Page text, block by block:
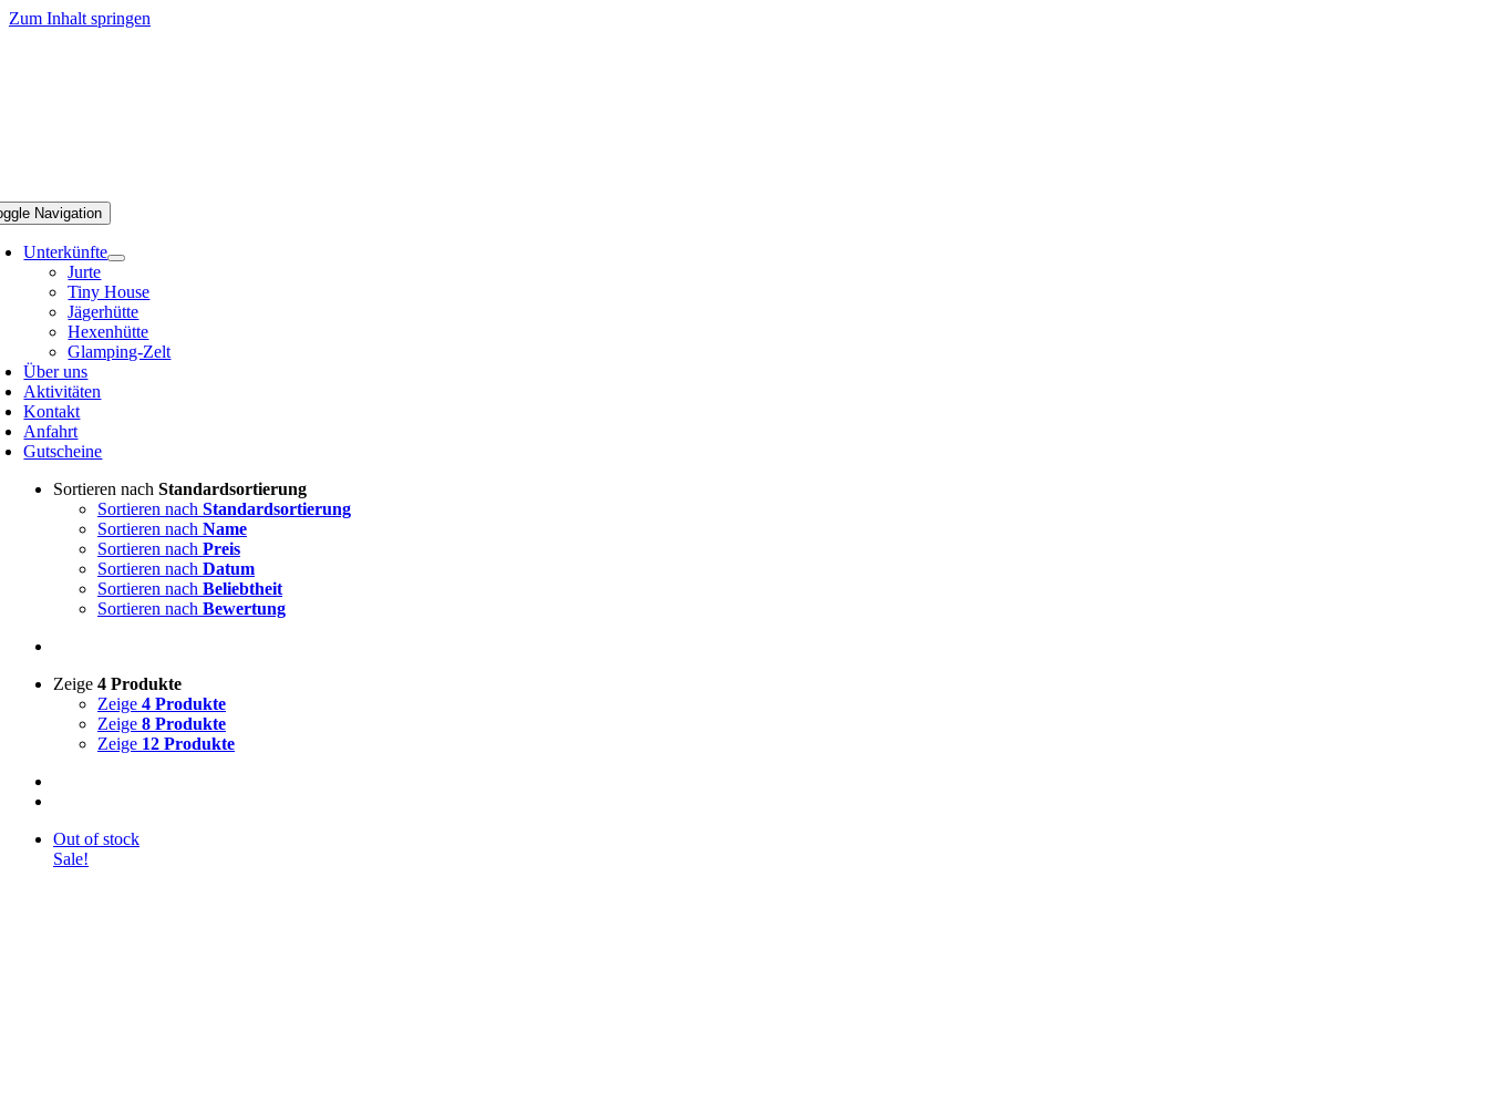
Zum Inhalt springen
Navigation
Unterkünfte
Jurte
Tiny House
Jägerhütte
Hexenhütte
Glamping-Zelt
Über uns
Aktivitäten
Kontakt
Anfahrt
Gutscheine
Sortieren nach Standardsortierung
Sortieren nach Standardsortierung
Sortieren nach Name
Sortieren nach Preis
Sortieren nach Datum
Sortieren nach Beliebtheit
Sortieren nach Bewertung
Zeige 4 Produkte
Zeige 4 Produkte
Zeige 8 Produkte
Zeige 12 Produkte
Out of stock
Sale!